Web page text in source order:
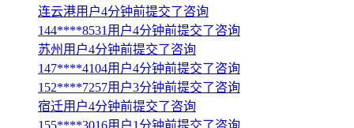
连云港用户4分钟前提交了咨询
144****8531用户4分钟前提交了咨询
苏州用户4分钟前提交了咨询
147****4104用户4分钟前提交了咨询
152****7257用户3分钟前提交了咨询
宿迁用户4分钟前提交了咨询
155****3016用户1分钟前提交了咨询